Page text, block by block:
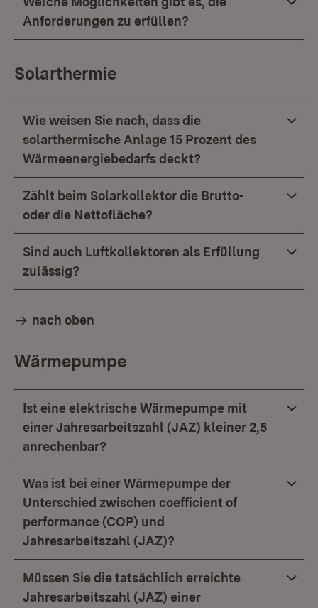
Anforderungen zu erfüllen?
Solarthermie
Wie weisen Sie nach, dass die
solarthermische Anlage 15 Prozent des
Wärmeenergiebedarfs deckt?
Zählt beim Solarkollektor die Brutto-
oder die Nettofläche?
Sind auch Luftkollektoren als Erfüllung
zulässig?
nach oben
Wärmepumpe
Ist eine elektrische Wärmepumpe mit
einer Jahresarbeitszahl (JAZ) kleiner 2,5
anrechenbar?
Was ist bei einer Wärmepumpe der
Unterschied zwischen coefficient of
performance (COP) und
Jahresarbeitszahl (JAZ)?
Müssen Sie die tatsächlich erreichte
Jahresarbeitszahl (JAZ) einer